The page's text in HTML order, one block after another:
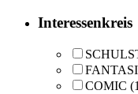
Interessenkreis
COMIC